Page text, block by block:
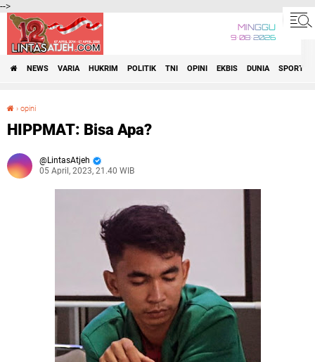
-->
MINGGU
9•08•2026
NEWS VARIA HUKRIM POLITIK TNI OPINI EKBIS DUNIA SPORT
› opini
HIPPMAT: Bisa Apa?
LintasAtjeh
05 April, 2023, 21.40 WIB